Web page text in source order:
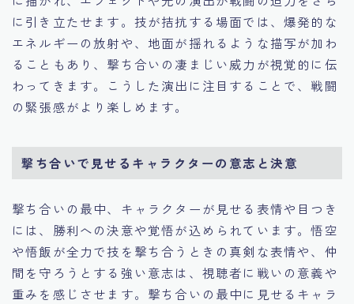
に引き立たせます。技が拮抗する場面では、爆発的な
エネルギーの放射や、地面が揺れるような描写が加わ
ることもあり、撃ち合いの凄まじい威力が視覚的に伝
わってきます。こうした演出に注目することで、戦闘
の緊張感がより楽しめます。
撃ち合いで見せるキャラクターの意志と決意
撃ち合いの最中、キャラクターが見せる表情や目つき
には、勝利への決意や覚悟が込められています。悟空
や悟飯が全力で技を撃ち合うときの真剣な表情や、仲
間を守ろうとする強い意志は、視聴者に戦いの意義や
重みを感じさせます。撃ち合いの最中に見せるキャラ